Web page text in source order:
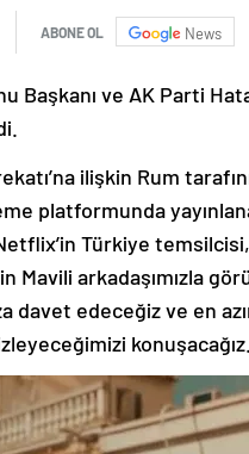
News
platformunda
Türkiye
arkadaşımızla
davet edeceğiz ve en